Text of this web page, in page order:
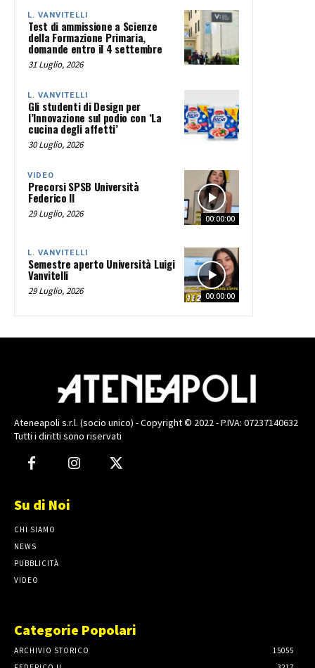
L. VANVITELLI
Test di ammissione a Scienze
della Formazione Primaria,
domande entro il 4 settembre
31 Luglio, 2026
L. VANVITELLI
Gli studenti di Design per
l’Innovazione sul podio con ‘La
cucina degli affetti’
30 Luglio, 2026
00:00:00
VIDEO
Precorsi SPSB Università
Federico II
29 Luglio, 2026
00:00:00
L. VANVITELLI
Semestre aperto Università Luigi
Vanvitelli
29 Luglio, 2026
Ateneapoli s.r.l. (socio unico) - Copyright © 2022 - P.IVA: 07237140632
Tutti i diritti sono riservati
Su di Noi
CHI SIAMO
NEWS
PUBBLICITÀ
VIDEO
Categorie Popolari
ARCHIVIO STORICO
15055